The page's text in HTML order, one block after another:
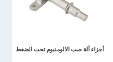
الصب الصب الصب الصب صب الصب
الصب الصب الصب الصب الصب
الصب الصب الصب صب الصب صب
أجزاء آلة صب الالومنيوم تحت الضغط